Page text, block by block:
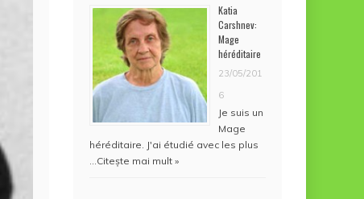
Katia
Carshnev:
Mage
héréditaire
23/05/201
6
Je suis un
Mage
héréditaire. J'ai étudié avec les plus
Citește mai mult »